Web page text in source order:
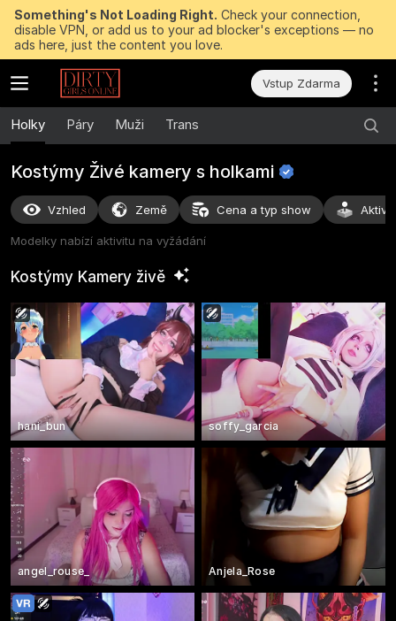
Something's Not Loading Right. Check your connection,
disable VPN, or add us to your ad blocker's exceptions — no
ads here, just the content you love.
Vstup Zdarma
Holky Páry Muži Trans
Kostýmy Živé kamery s holkami
Vzhled Země Cena a typ show
Modelky nabízí aktivitu na vyžádání
Kostýmy Kamery živě
hani_bun soffy_garcia
angel_rouse_ Anjela_Rose